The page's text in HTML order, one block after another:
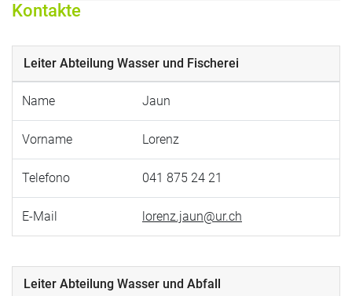
Kontakte
Leiter Abteilung Wasser und Fischerei
Name Jaun
Vorname Lorenz
Telefono 041 875 24 21
E-Mail lorenz.jaun@ur.ch
Leiter Abteilung Wasser und Abfall